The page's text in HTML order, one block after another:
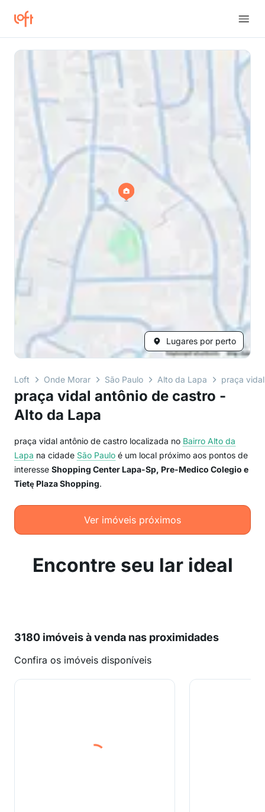
Lugares por perto
Loft Onde Morar São Paulo Alto da Lapa praça
praça vidal antônio de castro -
Alto da Lapa
praça vidal antônio de castro localizada no Bairro Alto da
Lapa na cidade São Paulo é um local próximo aos pontos de
interesse Shopping Center Lapa-Sp, Pre-Medico Colegio e
Tietę Plaza Shopping.
Ver imóveis próximos
Encontre seu lar ideal
3180 imóveis à venda nas proximidades
Confira os imóveis disponíveis